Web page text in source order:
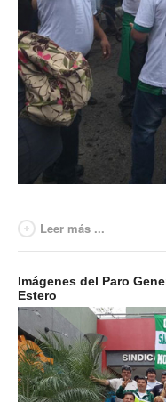
Leer más ...
Imágenes del Paro
Estero